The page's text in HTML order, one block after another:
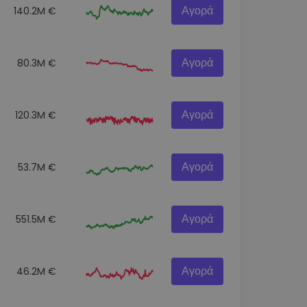
140.2M € Αγορά
80.3M € Αγορά
120.3M € Αγορά
53.7M € Αγορά
551.5M € Αγορά
46.2M € Αγορά